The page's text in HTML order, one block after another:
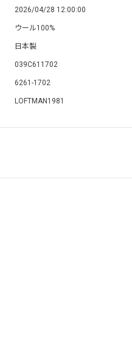
2026/04/28 12:00:00
ウール100%
日本製
039C611702
6261-1702
LOFTMAN1981